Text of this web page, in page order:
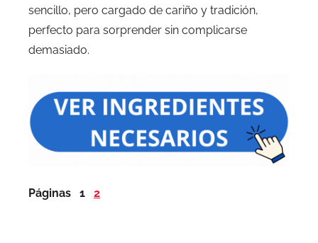
sencillo, pero cargado de cariño y tradición,
perfecto para sorprender sin complicarse
demasiado.
Páginas 1 2